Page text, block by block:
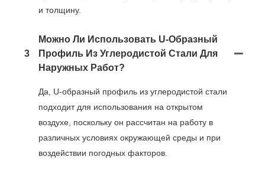
и толщину.
3
Можно Ли Использовать U-Образный
Профиль Из Углеродистой Стали Для
Наружных Работ?
Да, U-образный профиль из углеродистой стали
подходит для использования на открытом
воздухе, поскольку он рассчитан на работу в
различных условиях окружающей среды и при
воздействии погодных факторов.